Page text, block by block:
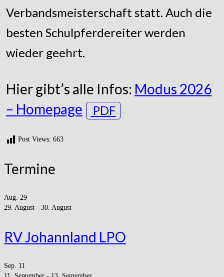
Verbandsmeisterschaft statt. Auch die
besten Schulpferdereiter werden
wieder geehrt.
Hier gibt’s alle Infos: Modus 2026
– Homepage
Post Views: 663
Termine
Aug. 29
29. August - 30. August
RV Johannland LPO
Sep. 11